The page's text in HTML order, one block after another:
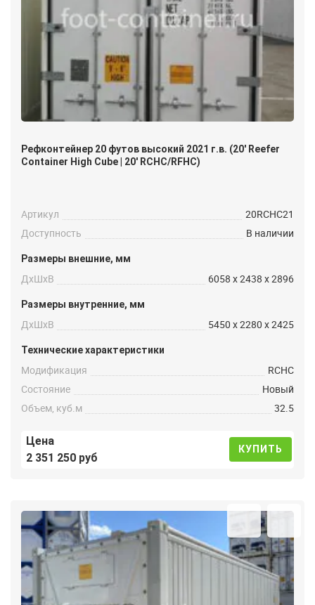
Рефконтейнер 20 футов высокий 2021 г.в. (20′ Reefer
Container High Cube | 20′ RCHC/RFHC)
Артикул
20RCHC21
Доступность
В наличии
Размеры внешние, мм
ДxШxВ 6058 x 2438 x 2896
Размеры внутренние, мм
ДxШxВ 5450 x 2280 x 2425
Технические характеристики
Модификация
RCHC
Состояние
Новый
Объем, куб.м
32.5
Цена
2 351 250 руб
КУПИТЬ